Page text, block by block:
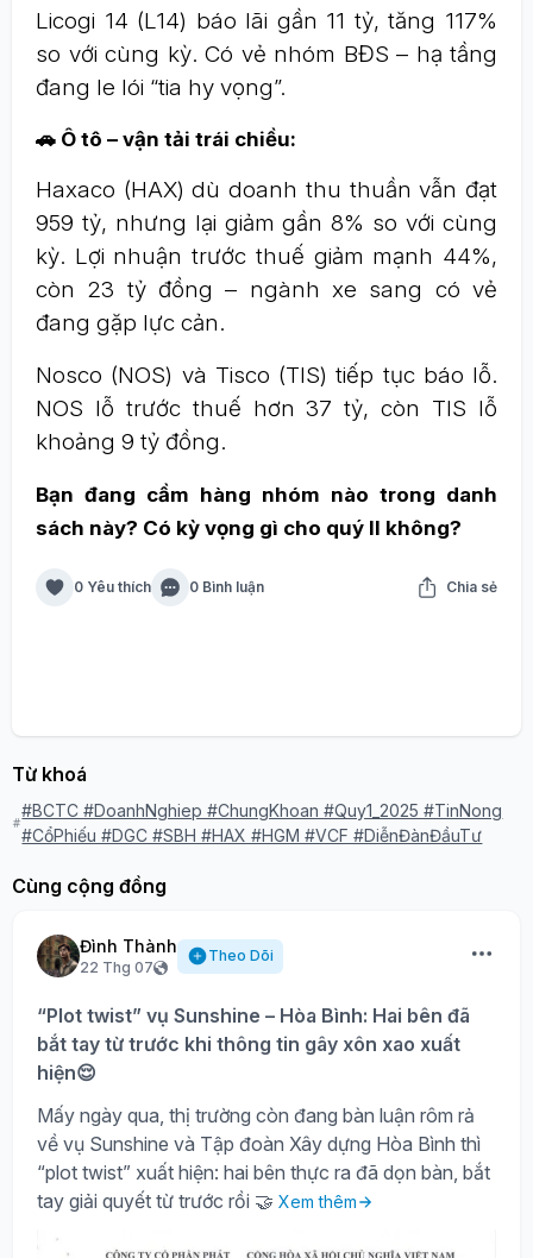
Licogi 14 (L14) báo lãi gần 11 tỷ, tăng 117%
so với cùng kỳ. Có vẻ nhóm BĐS – hạ tầng
đang le lói “tia hy vọng”.
🚗 Ô tô – vận tải trái chiều:
Haxaco (HAX) dù doanh thu thuần vẫn đạt
959 tỷ, nhưng lại giảm gần 8% so với cùng
kỳ. Lợi nhuận trước thuế giảm mạnh 44%,
còn 23 tỷ đồng – ngành xe sang có vẻ
đang gặp lực cản.
Nosco (NOS) và Tisco (TIS) tiếp tục báo lỗ.
NOS lỗ trước thuế hơn 37 tỷ, còn TIS lỗ
khoảng 9 tỷ đồng.
Bạn đang cầm hàng nhóm nào trong danh
sách này? Có kỳ vọng gì cho quý II không?
0 Yêu thích 0 Bình luận Chia sẻ
Từ khoá
#BCTC #DoanhNghiep #ChungKhoan #Quy1_2025 #TinNong
#CổPhiếu #DGC #SBH #HAX #HGM #VCF #DiễnĐànĐầuTư
Cùng cộng đồng
Đình Thành
22 Thg 07
Theo Dõi
“Plot twist” vụ Sunshine – Hòa Bình: Hai bên đã
bắt tay từ trước khi thông tin gây xôn xao xuất
hiện😌
Mấy ngày qua, thị trường còn đang bàn luận rôm rả
về vụ Sunshine và Tập đoàn Xây dựng Hòa Bình thì
“plot twist” xuất hiện: hai bên thực ra đã dọn bàn, bắt
tay giải quyết từ trước rồi 🤝 Xem thêm